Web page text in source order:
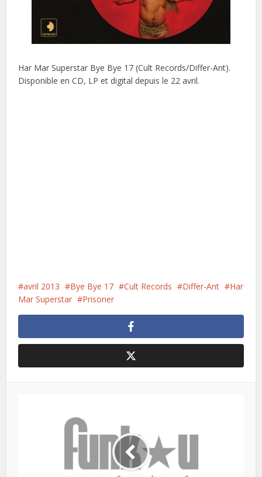
Har Mar Superstar Bye Bye 17 (Cult Records/Differ-Ant).
Disponible en CD, LP et digital depuis le 22 avril.
avril 2013 Bye Bye 17 Cult Records Differ-Ant
Har
Mar Superstar
Prisoner